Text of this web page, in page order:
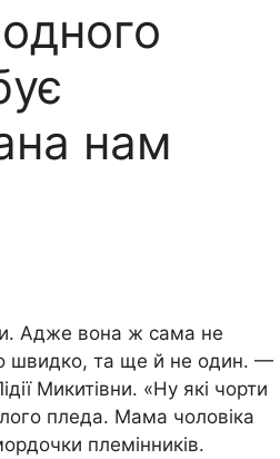
нам
Адже вона ж сама не
швидко, та ще й не один. —
Микитівни. «Ну які чорти
пледа. Мама чоловіка
племінників.